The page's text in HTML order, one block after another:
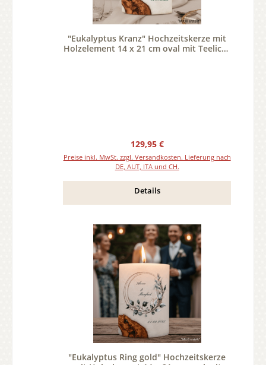
"Eukalyptus Kranz" Hochzeitskerze mit
Holzelement 14 x 21 cm oval mit Teelicht
Regulärer Preis:
129,95 €
Preise inkl. MwSt. zzgl. Versandkosten. Lieferung nach
DE, AUT, ITA und CH.
Details
"Eukalyptus Ring gold" Hochzeitskerze